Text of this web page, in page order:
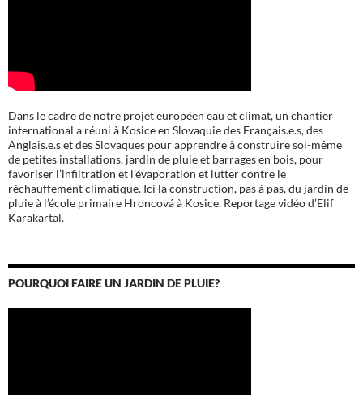
Dans le cadre de notre projet européen eau et climat, un chantier
international a réuni à Kosice en Slovaquie des Français.e.s, des
Anglais.e.s et des Slovaques pour apprendre à construire soi-même
de petites installations, jardin de pluie et barrages en bois, pour
favoriser l’infiltration et l’évaporation et lutter contre le
réchauffement climatique. Ici la construction, pas à pas, du jardin de
pluie à l’école primaire Hroncová à Kosice. Reportage vidéo d’Elif
Karakartal.
POURQUOI FAIRE UN JARDIN DE PLUIE?